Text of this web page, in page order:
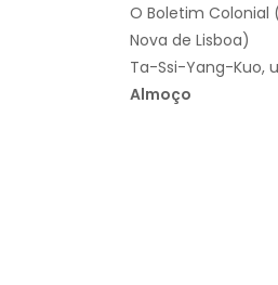
O Boletim Colonial
Nova de Lisboa)
Ta-Ssi-Yang-Kuo,
Almoço